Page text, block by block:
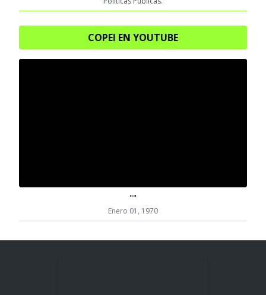
COPEI EN YOUTUBE
""
Enero 01, 1970